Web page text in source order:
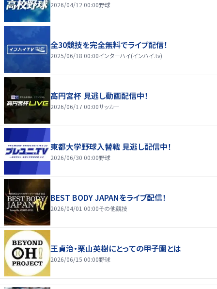
2026/04/12 00:00野球
全30競技を完全無料でライブ配信！
2025/06/18 00:00インターハイ(インハイ.tv)
高円宮杯 見逃し動画配信中！
2026/06/17 00:00サッカー
東都大学野球入替戦 見逃し配信中！
2026/06/30 00:00野球
BEST BODY JAPANをライブ配信！
2026/04/01 00:00その他競技
王貞治・栗山英樹にとっての甲子園とは
2026/06/15 00:00野球